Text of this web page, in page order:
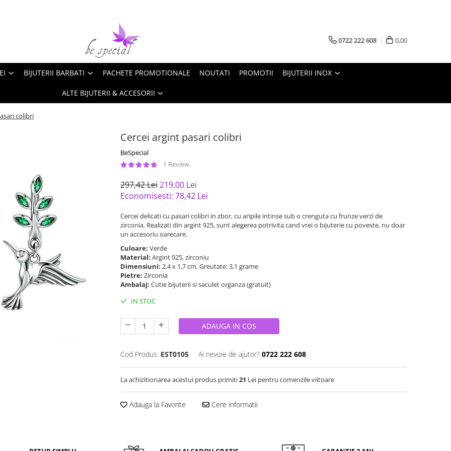
0722 222 608 0,00
BIJUTERII BARBATI PACHETE PROMOTIONALE NOUTATI PROMOTII BIJUTERII INOX
ALTE BIJUTERII & ACCESORII
colibri
Cercei argint pasari colibri
BeSpecial
1 Review
297,42 Lei219,00 Lei
Economisesti: 78,42 Lei
Cercei delicati cu pasari colibri in zbor, cu aripile intinse sub o crenguta cu frunze verzi de
zirconia. Realizati din argint 925, sunt alegerea potrivita cand vrei o bijuterie cu poveste, nu doar
un accesoriu oarecare.
Culoare: Verde
Material: Argint 925, zirconiu
Dimensiuni: 2,4 x 1,7 cm, Greutate: 3,1 grame
Pietre: Zirconia
Ambalaj: Cutie bijuterii si saculet organza (gratuit)
IN STOC
ADAUGA IN COS
Cod Produs: EST0105 Ai nevoie de ajutor? 0722 222 608
La achizitionarea acestui produs primiti21 Lei pentru comenzile viitoare
Adauga la Favorite Cere informatii